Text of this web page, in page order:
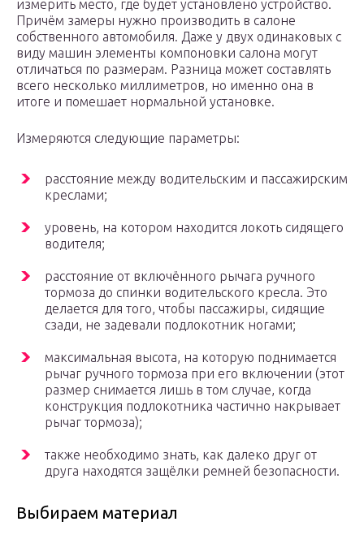
измерить место, где будет установлено устройство.
Причём замеры нужно производить в салоне
собственного автомобиля. Даже у двух одинаковых с
виду машин элементы компоновки салона могут
отличаться по размерам. Разница может составлять
всего несколько миллиметров, но именно она в
итоге и помешает нормальной установке.
Измеряются следующие параметры:
расстояние между водительским и пассажирским
креслами;
уровень, на котором находится локоть сидящего
водителя;
расстояние от включённого рычага ручного
тормоза до спинки водительского кресла. Это
делается для того, чтобы пассажиры, сидящие
сзади, не задевали подлокотник ногами;
максимальная высота, на которую поднимается
рычаг ручного тормоза при его включении (этот
размер снимается лишь в том случае, когда
конструкция подлокотника частично накрывает
рычаг тормоза);
также необходимо знать, как далеко друг от
друга находятся защёлки ремней безопасности.
Выбираем материал